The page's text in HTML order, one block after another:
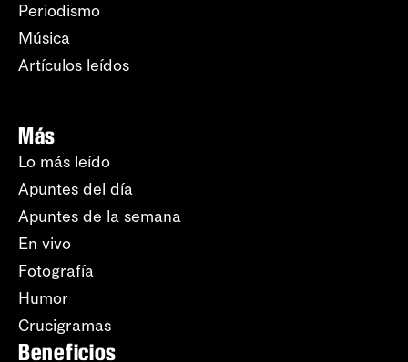
Periodismo
Música
Artículos leídos
Más
Lo más leído
Apuntes del día
Apuntes de la semana
En vivo
Fotografía
Humor
Crucigramas
Beneficios